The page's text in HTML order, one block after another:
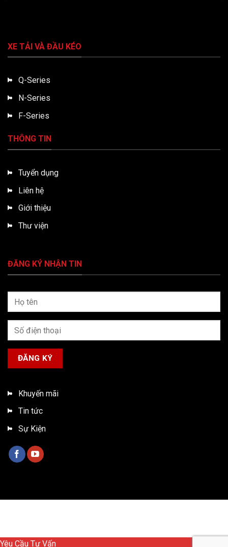
XE TẢI VÀ ĐẦU KÉO
Q-Series
N-Series
F-Series
THÔNG TIN
Tuyển dụng
Liên hệ
Giới thiệu
Thư viện
ĐĂNG KÝ NHẬN TIN
Khuyến mãi
Tin tức
Sự Kiện
Yêu Cầu Tư Vấn